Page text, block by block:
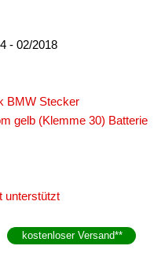
- 02/2018
BMW Stecker
gelb (Klemme 30) Batterie
unterstützt
kostenloser Versand**